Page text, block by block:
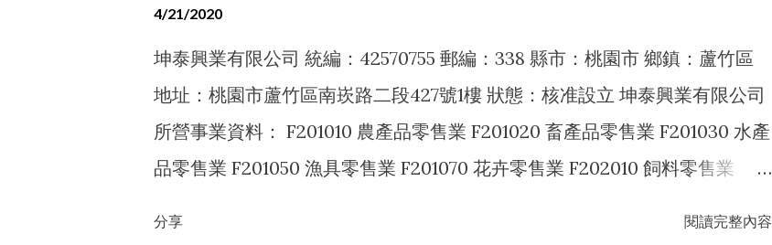
發業 F102040 飲料批發業 F102170 食品什貨批發業 F102180 酒精批發業
F108040 化粧品批發業 F201010 農產品零售業 F203010 食品什貨、飲料零售
業 F203020 菸酒零售業 F203030 酒精零售業 F221010 食品添加物零售業
F299990 其他零售業 F399040 無店面零售業 F399990 其他綜合零售業
F401010 國際貿易業 F501030 飲料店業 F501060 餐館業 F501990 其他餐飲業
業 I199990 其他顧問服務業 I501010 產品設計業 ZZ99999 除許可業務外，得
4/21/2020
坤泰興業有限公司 統編：42570755 郵編：338 縣市：桃園市 鄉鎮：蘆竹區
地址：桃園市蘆竹區南崁路二段427號1樓 狀態：核准設立 坤泰興業有限公司
所營事業資料： F201010 農產品零售業 F201020 畜產品零售業 F201030 水產
品零售業 F201050 漁具零售業 F201070 花卉零售業 F202010 飼料零售業
分享 閱讀完整內容